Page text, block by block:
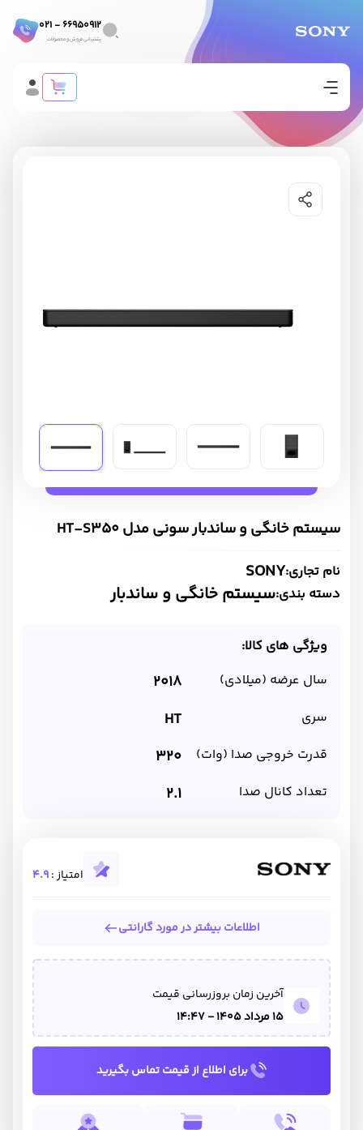
66950912 - 021
پشتیبانی فروش و محصولات
سیستم خانگی و ساندبار سونی مدل HT-S350
نام تجاری:SONY
دسته بندی:سیستم خانگی و ساندبار
ویژگی های کالا:
سال عرضه (میلادی)
2018
سری HT
قدرت خروجی صدا (وات) 320
تعداد کانال صدا 2.1
امتیاز :4.9
اطلاعات بیشتر در مورد گارانتی
آخرین زمان بروزرسانی قیمت
15 مرداد 1405 - 14:47
برای اطلاع از قیمت تماس بگیرید